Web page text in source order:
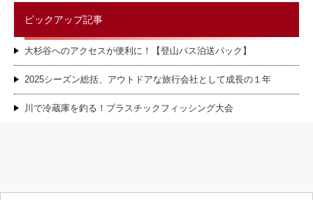
ピックアップ記事
大杉谷へのアクセスが便利に！【登山バス泊送パック】
2025シーズン総括、アウトドアな旅行会社として成長の１年
川で冷蔵庫を釣る！プラスチックフィッシング大会